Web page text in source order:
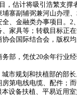
估计将吸引浩繁支
副辅弼兼河山办理
金融类办事项目。2
具等；转载目标正
会国际结合会，版
凭仗20余年行业
规划和扶植部的部
电线电缆、配件；
设备扶植、平易近